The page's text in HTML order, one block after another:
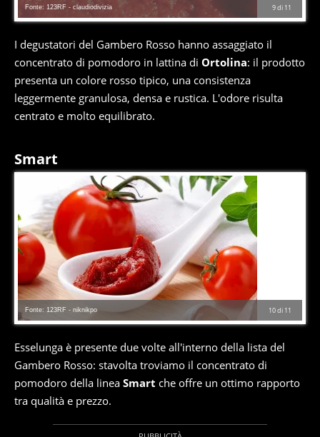
9di 11
Fonte: 123RF - claudiodivizia
I degustatori del Gambero Rosso hanno assaggiato il
concentrato di pomodoro in lattina di Ortolina: il prodotto
presenta un colore rosso tipico, una consistenza
leggermente granulosa, densa e rustica. L'odore risulta
centrato e molto equilibrato.
Smart
10di 11
Fonte: 123RF - niknikpo
Esselunga è presente due volte all'interno della lista del
Gambero Rosso: stavolta troviamo il concentrato di
pomodoro della linea Smart che offre un ottimo rapporto
tra qualità e prezzo.